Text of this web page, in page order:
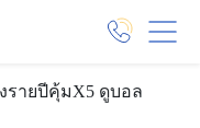
รายปีคุ้มX5 ดูบอล